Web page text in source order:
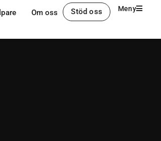
Om oss Stöd oss Meny